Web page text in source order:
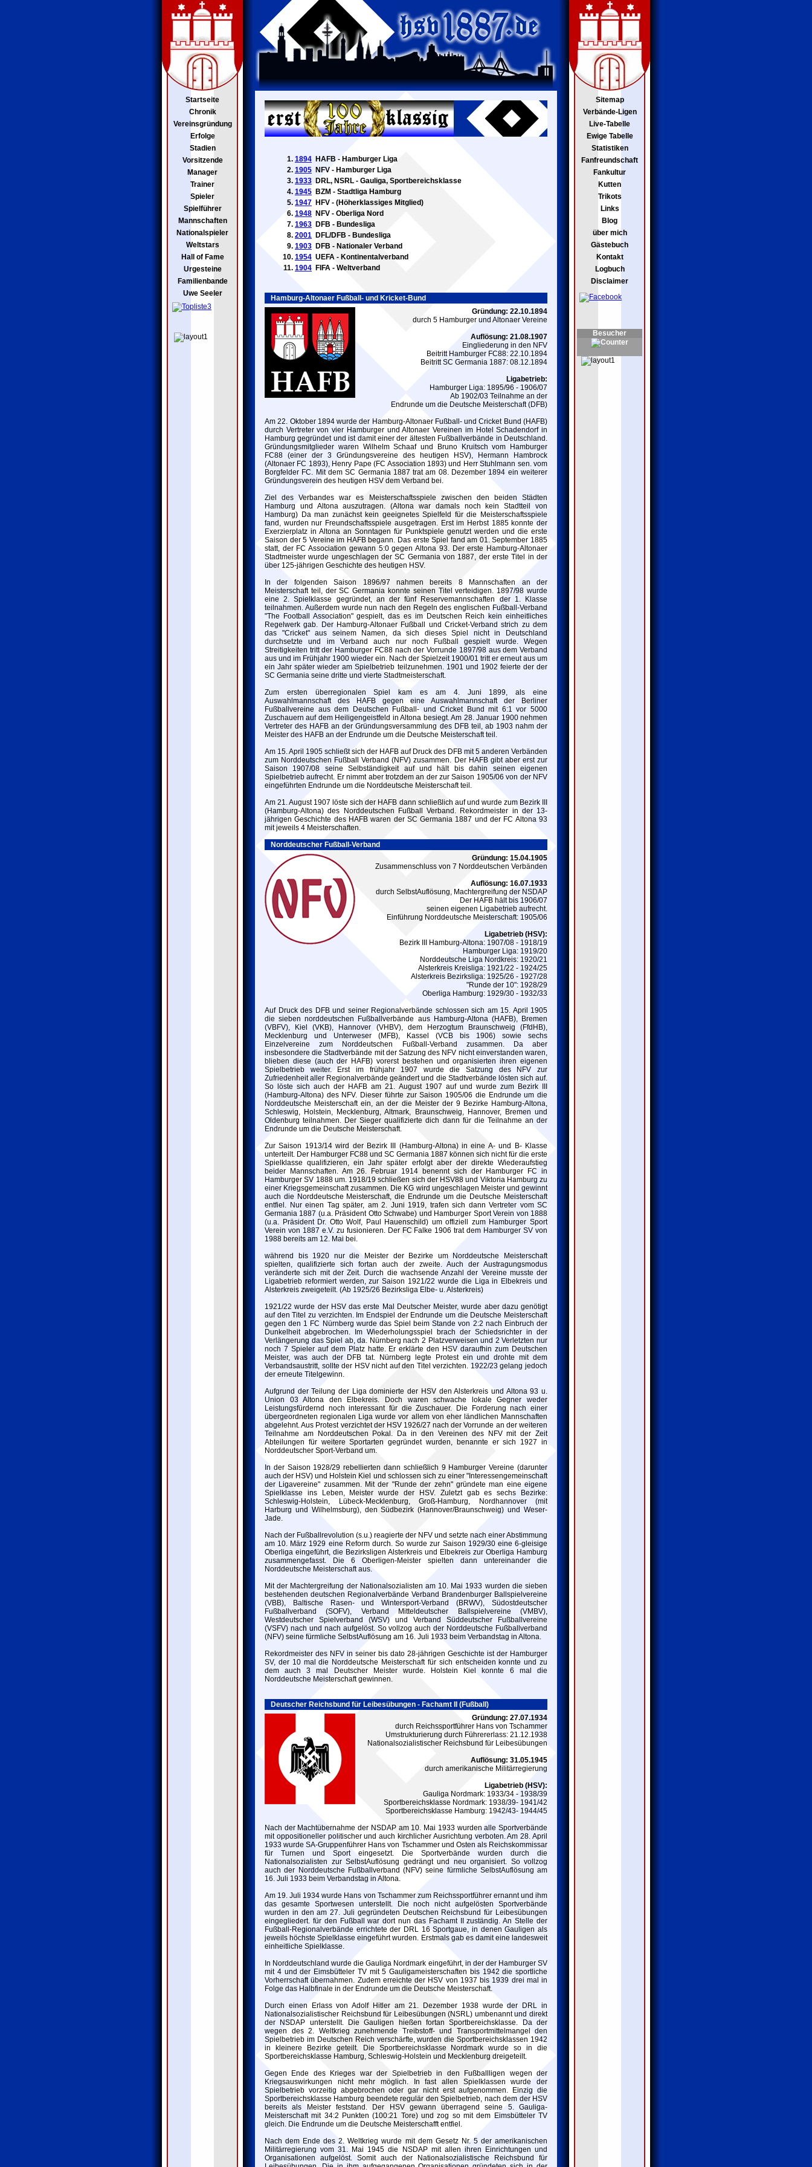
Startseite
Chronik
Vereinsgründung
Erfolge
Stadien
Vorsitzende
Manager
Trainer
Spieler
Spielführer
Mannschaften
Nationalspieler
Weltstars
Hall of Fame
Urgesteine
Familienbande
Uwe Seeler
Sitemap
Verbände-Ligen
Live-Tabelle
Ewige Tabelle
Statistiken
Fanfreundschaft
Fankultur
Kutten
Trikots
Links
Blog
über mich
Gästebuch
Kontakt
Logbuch
Disclaimer
Besucher
1894 HAFB - Hamburger Liga
1905 NFV - Hamburger Liga
1933 DRL, NSRL - Gauliga, Sportbereichsklasse
1945 BZM - Stadtliga Hamburg
1947 HFV - (Höherklassiges Mitglied)
1948 NFV - Oberliga Nord
1963 DFB - Bundesliga
2001 DFL/DFB - Bundesliga
1903 DFB - Nationaler Verband
1954 UEFA - Kontinentalverband
1904 FIFA - Weltverband
Hamburg-Altonaer Fußball- und Kricket-Bund
Gründung: 22.10.1894
durch 5 Hamburger und Altonaer Vereine
Auflösung: 21.08.1907
Eingliederung in den NFV
Beitritt Hamburger FC88: 22.10.1894
Beitritt SC Germania 1887: 08.12.1894
Ligabetrieb:
Hamburger Liga: 1895/96 - 1906/07
Ab 1902/03 Teilnahme an der
Endrunde um die Deutsche Meisterschaft (DFB)
Am 22. Oktober 1894 wurde der Hamburg-Altonaer Fußball- und Cricket Bund (HAFB)
durch Vertreter von vier Hamburger und Altonaer Vereinen im Hotel Schadendorf in
Hamburg gegründet und ist damit einer der ältesten Fußballverbände in Deutschland.
Gründungsmitglieder waren Wilhelm Schaaf und Bruno Kruitsch vom Hamburger
FC88 (einer der 3 Gründungsvereine des heutigen HSV), Hermann Hambrock
(Altonaer FC 1893), Henry Pape (FC Association 1893) und Herr Stuhlmann sen. vom
Borgfelder FC. Mit dem SC Germania 1887 trat am 08. Dezember 1894 ein weiterer
Gründungsverein des heutigen HSV dem Verband bei.
Ziel des Verbandes war es Meisterschaftsspiele zwischen den beiden Städten
Hamburg und Altona auszutragen. (Altona war damals noch kein Stadtteil von
Hamburg) Da man zunächst kein geeignetes Spielfeld für die Meisterschaftsspiele
fand, wurden nur Freundschaftsspiele ausgetragen. Erst im Herbst 1885 konnte der
Exerzierplatz in Altona an Sonntagen für Punktspiele genutzt werden und die erste
Saison der 5 Vereine im HAFB begann. Das erste Spiel fand am 01. September 1885
statt, der FC Association gewann 5:0 gegen Altona 93. Der erste Hamburg-Altonaer
Stadtmeister wurde ungeschlagen der SC Germania von 1887, der erste Titel in der
über 125-jährigen Geschichte des heutigen HSV.
In der folgenden Saison 1896/97 nahmen bereits 8 Mannschaften an der
Meisterschaft teil, der SC Germania konnte seinen Titel verteidigen. 1897/98 wurde
eine 2. Spielklasse gegründet, an der fünf Reservemannschaften der 1. Klasse
teilnahmen. Außerdem wurde nun nach den Regeln des englischen Fußball-Verband
"The Football Association" gespielt, das es im Deutschen Reich kein einheitliches
Regelwerk gab. Der Hamburg-Altonaer Fußball und Cricket-Verband strich zu dem
das "Cricket" aus seinem Namen, da sich dieses Spiel nicht in Deutschland
durchsetzte und im Verband auch nur noch Fußball gespielt wurde. Wegen
Streitigkeiten tritt der Hamburger FC88 nach der Vorrunde 1897/98 aus dem Verband
aus und im Frühjahr 1900 wieder ein. Nach der Spielzeit 1900/01 tritt er erneut aus um
ein Jahr später wieder am Spielbetrieb teilzunehmen. 1901 und 1902 feierte der der
SC Germania seine dritte und vierte Stadtmeisterschaft.
Zum ersten überregionalen Spiel kam es am 4. Juni 1899, als eine
Auswahlmannschaft des HAFB gegen eine Auswahlmannschaft der Berliner
Fußballvereine aus dem Deutschen Fußball- und Cricket Bund mit 6:1 vor 5000
Zuschauern auf dem Heiligengeistfeld in Altona besiegt. Am 28. Januar 1900 nehmen
Vertreter des HAFB an der Gründungsversammlung des DFB teil, ab 1903 nahm der
Meister des HAFB an der Endrunde um die Deutsche Meisterschaft teil.
Am 15. April 1905 schließt sich der HAFB auf Druck des DFB mit 5 anderen Verbänden
zum Norddeutschen Fußball Verband (NFV) zusammen. Der HAFB gibt aber erst zur
Saison 1907/08 seine Selbständigkeit auf und hält bis dahin seinen eigenen
Spielbetrieb aufrecht. Er nimmt aber trotzdem an der zur Saison 1905/06 von der NFV
eingeführten Endrunde um die Norddeutsche Meisterschaft teil.
Am 21. August 1907 löste sich der HAFB dann schließlich auf und wurde zum Bezirk III
(Hamburg-Altona) des Norddeutschen Fußball Verband. Rekordmeister in der 13-
jährigen Geschichte des HAFB waren der SC Germania 1887 und der FC Altona 93
mit jeweils 4 Meisterschaften.
Norddeutscher Fußball-Verband
Gründung: 15.04.1905
Zusammenschluss von 7 Norddeutschen Verbänden
Auflösung: 16.07.1933
durch SelbstAuflösung, Machtergreifung der NSDAP
Der HAFB hält bis 1906/07
seinen eigenen Ligabetrieb aufrecht.
Einführung Norddeutsche Meisterschaft: 1905/06
Ligabetrieb (HSV):
Bezirk III Hamburg-Altona: 1907/08 - 1918/19
Hamburger Liga: 1919/20
Norddeutsche Liga Nordkreis: 1920/21
Alsterkreis Kreisliga: 1921/22 - 1924/25
Alsterkreis Bezirksliga: 1925/26 - 1927/28
"Runde der 10": 1928/29
Oberliga Hamburg: 1929/30 - 1932/33
Auf Druck des DFB und seiner Regionalverbände schlossen sich am 15. April 1905
die sieben norddeutschen Fußballverbände aus Hamburg-Altona (HAFB), Bremen
(VBFV), Kiel (VKB), Hannover (VHBV), dem Herzogtum Braunschweig (FfdHB),
Mecklenburg und Unterweser (MFB), Kassel (VCB bis 1906) sowie sechs
Einzelvereine zum Norddeutschen Fußball-Verband zusammen. Da aber
insbesondere die Stadtverbände mit der Satzung des NFV nicht einverstanden waren,
blieben diese (auch der HAFB) vorerst bestehen und organisierten ihren eigenen
Spielbetrieb weiter. Erst im frühjahr 1907 wurde die Satzung des NFV zur
Zufriedenheit aller Regionalverbände geändert und die Stadtverbände lösten sich auf.
So löste sich auch der HAFB am 21. August 1907 auf und wurde zum Bezirk III
(Hamburg-Altona) des NFV. Dieser führte zur Saison 1905/06 die Endrunde um die
Norddeutsche Meisterschaft ein, an der die Meister der 9 Bezirke Hamburg-Altona,
Schleswig, Holstein, Mecklenburg, Altmark, Braunschweig, Hannover, Bremen und
Oldenburg teilnahmen. Der Sieger qualifizierte dich dann für die Teilnahme an der
Endrunde um die Deutsche Meisterschaft.
Zur Saison 1913/14 wird der Bezirk III (Hamburg-Altona) in eine A- und B- Klasse
unterteilt. Der Hamburger FC88 und SC Germania 1887 können sich nicht für die erste
Spielklasse qualifizieren, ein Jahr später erfolgt aber der direkte Wiederaufstieg
beider Mannschaften. Am 26. Februar 1914 benennt sich der Hamburger FC in
Hamburger SV 1888 um. 1918/19 schließen sich der HSV88 und Viktoria Hamburg zu
einer Kriegsgemeinschaft zusammen. Die KG wird ungeschlagen Meister und gewinnt
auch die Norddeutsche Meisterschaft, die Endrunde um die Deutsche Meisterschaft
entfiel. Nur einen Tag später, am 2. Juni 1919, trafen sich dann Vertreter vom SC
Germania 1887 (u.a. Präsident Otto Schwabe) und Hamburger Sport Verein von 1888
(u.a. Präsident Dr. Otto Wolf, Paul Hauenschild) um offiziell zum Hamburger Sport
Verein von 1887 e.V. zu fusionieren. Der FC Falke 1906 trat dem Hamburger SV von
1988 bereits am 12. Mai bei.
während bis 1920 nur die Meister der Bezirke um Norddeutsche Meisterschaft
spielten, qualifizierte sich fortan auch der zweite. Auch der Austragungsmodus
veränderte sich mit der Zeit. Durch die wachsende Anzahl der Vereine musste der
Ligabetrieb reformiert werden, zur Saison 1921/22 wurde die Liga in Elbekreis und
Alsterkreis zweigeteilt. (Ab 1925/26 Bezirksliga Elbe- u. Alsterkreis)
1921/22 wurde der HSV das erste Mal Deutscher Meister, wurde aber dazu genötigt
auf den Titel zu verzichten. Im Endspiel der Endrunde um die Deutsche Meisterschaft
gegen den 1 FC Nürnberg wurde das Spiel beim Stande von 2:2 nach Einbruch der
Dunkelheit abgebrochen. Im Wiederholungsspiel brach der Schiedsrichter in der
Verlängerung das Spiel ab, da. Nürnberg nach 2 Platzverweisen und 2 Verletzten nur
noch 7 Spieler auf dem Platz hatte. Er erklärte den HSV daraufhin zum Deutschen
Meister, was auch der DFB tat. Nürnberg legte Protest ein und drohte mit dem
Verbandsaustritt, sollte der HSV nicht auf den Titel verzichten. 1922/23 gelang jedoch
der erneute Titelgewinn.
Aufgrund der Teilung der Liga dominierte der HSV den Alsterkreis und Altona 93 u.
Union 03 Altona den Elbekreis. Doch waren schwache lokale Gegner weder
Leistungsfürdernd noch interessant für die Zuschauer. Die Forderung nach einer
übergeordneten regionalen Liga wurde vor allem von eher ländlichen Mannschaften
abgelehnt. Aus Protest verzichtet der HSV 1926/27 nach der Vorrunde an der weiteren
Teilnahme am Norddeutschen Pokal. Da in den Vereinen des NFV mit der Zeit
Abteilungen für weitere Sportarten gegründet wurden, benannte er sich 1927 in
Norddeutscher Sport-Verband um.
In der Saison 1928/29 rebellierten dann schließlich 9 Hamburger Vereine (darunter
auch der HSV) und Holstein Kiel und schlossen sich zu einer "Interessengemeinschaft
der Ligavereine" zusammen. Mit der "Runde der zehn" gründete man eine eigene
Spielklasse ins Leben, Meister wurde der HSV. Zuletzt gab es sechs Bezirke:
Schleswig-Holstein, Lübeck-Mecklenburg, Groß-Hamburg, Nordhannover (mit
Harburg und Wilhelmsburg), den Südbezirk (Hannover/Braunschweig) und Weser-
Jade.
Nach der Fußballrevolution (s.u.) reagierte der NFV und setzte nach einer Abstimmung
am 10. März 1929 eine Reform durch. So wurde zur Saison 1929/30 eine 6-gleisige
Oberliga eingeführt, die Bezirksligen Alsterkreis und Elbekreis zur Oberliga Hamburg
zusammengefasst. Die 6 Oberligen-Meister spielten dann untereinander die
Norddeutsche Meisterschaft aus.
Mit der Machtergreifung der Nationalsozialisten am 10. Mai 1933 wurden die sieben
bestehenden deutschen Regionalverbände Verband Brandenburger Ballspielvereine
(VBB), Baltische Rasen- und Wintersport-Verband (BRWV), Südostdeutscher
Fußballverband (SOFV), Verband Mitteldeutscher Ballspielvereine (VMBV),
Westdeutscher Spielverband (WSV) und Verband Süddeutscher Fußballvereine
(VSFV) nach und nach aufgelöst. So vollzog auch der Norddeutsche Fußballverband
(NFV) seine fürmliche SelbstAuflösung am 16. Juli 1933 beim Verbandstag in Altona.
Rekordmeister des NFV in seiner bis dato 28-jährigen Geschichte ist der Hamburger
SV, der 10 mal die Norddeutsche Meisterschaft für sich entscheiden konnte und zu
dem auch 3 mal Deutscher Meister wurde. Holstein Kiel konnte 6 mal die
Norddeutsche Meisterschaft gewinnen.
Deutscher Reichsbund für Leibesübungen - Fachamt II (Fußball)
Gründung: 27.07.1934
durch Reichssportführer Hans von Tschammer
Umstrukturierung durch Führererlass: 21.12.1938
Nationalsozialistischer Reichsbund für Leibesübungen
Auflösung: 31.05.1945
durch amerikanische Militärregierung
Ligabetrieb (HSV):
Gauliga Nordmark: 1933/34 - 1938/39
Sportbereichsklasse Nordmark: 1938/39- 1941/42
Sportbereichsklasse Hamburg: 1942/43- 1944/45
Nach der Machtübernahme der NSDAP am 10. Mai 1933 wurden alle Sportverbände
mit oppositioneller politischer und auch kirchlicher Ausrichtung verboten. Am 28. April
1933 wurde SA-Gruppenführer Hans von Tschammer und Osten als Reichskommissar
für Turnen und Sport eingesetzt. Die Sportverbände wurden durch die
Nationalsozialisten zur SelbstAuflösung gedrängt und neu organisiert. So vollzog
auch der Norddeutsche Fußballverband (NFV) seine fürmliche SelbstAuflösung am
16. Juli 1933 beim Verbandstag in Altona.
Am 19. Juli 1934 wurde Hans von Tschammer zum Reichssportführer ernannt und ihm
das gesamte Sportwesen unterstellt. Die noch nicht aufgelösten Sportverbände
wurden in den am 27. Juli gegründeten Deutschen Reichsbund für Leibesübungen
eingegliedert. für den Fußball war dort nun das Fachamt II zuständig. An Stelle der
Fußball-Regionalverbände errichtete der DRL 16 Sportgaue, in denen Gauligen als
jeweils höchste Spielklasse eingeführt wurden. Erstmals gab es damit eine landesweit
einheitliche Spielklasse.
In Norddeutschland wurde die Gauliga Nordmark eingeführt, in der der Hamburger SV
mit 4 und der Eimsbütteler TV mit 5 Gauligameisterschaften bis 1942 die sportliche
Vorherrschaft übernahmen. Zudem erreichte der HSV von 1937 bis 1939 drei mal in
Folge das Halbfinale in der Endrunde um die Deutsche Meisterschaft.
Durch einen Erlass von Adolf Hitler am 21. Dezember 1938 wurde der DRL in
Nationalsozialistischer Reichsbund für Leibesübungen (NSRL) umbenannt und direkt
der NSDAP unterstellt. Die Gauligen hießen fortan Sportbereichsklasse. Da der
wegen des 2. Weltkrieg zunehmende Treibstoff- und Transportmittelmangel den
Spielbetrieb im Deutschen Reich verschärfte, wurden die Sportbereichsklassen 1942
in kleinere Bezirke geteilt. Die Sportbereichsklasse Nordmark wurde so in die
Sportbereichsklasse Hamburg, Schleswig-Holstein und Mecklenburg dreigeteilt.
Gegen Ende des Krieges war der Spielbetrieb in den Fußballligen wegen der
Kriegsauswirkungen nicht mehr möglich. In fast allen Spielklassen wurde der
Spielbetrieb vorzeitig abgebrochen oder gar nicht erst aufgenommen. Einzig die
Sportbereichsklasse Hamburg beendete regulär den Spielbetrieb, nach dem der HSV
bereits als Meister feststand. Der HSV gewann überragend seine 5. Gauliga-
Meisterschaft mit 34:2 Punkten (100:21 Tore) und zog so mit dem Eimsbütteler TV
gleich. Die Endrunde um die Deutsche Meisterschafft entfiel.
Nach dem Ende des 2. Weltkrieg wurde mit dem Gesetz Nr. 5 der amerikanischen
Militärregierung vom 31. Mai 1945 die NSDAP mit allen ihren Einrichtungen und
Organisationen aufgelöst. Somit auch der Nationalsozialistische Reichsbund für